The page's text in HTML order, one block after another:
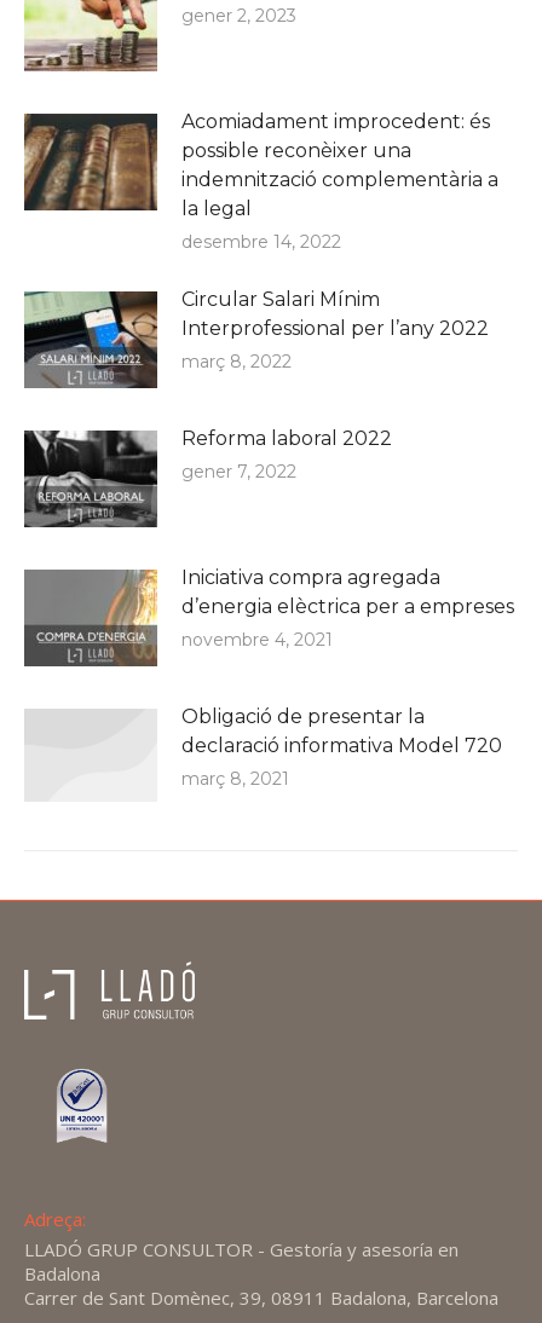
gener 2, 2023
Acomiadament improcedent: és
possible reconèixer una
indemnització complementària a
la legal
desembre 14, 2022
Circular Salari Mínim
Interprofessional per l’any 2022
març 8, 2022
Reforma laboral 2022
gener 7, 2022
Iniciativa compra agregada
d’energia elèctrica per a empreses
novembre 4, 2021
Obligació de presentar la
declaració informativa Model 720
març 8, 2021
Adreça:
LLADÓ GRUP CONSULTOR - Gestoría y asesoría en
Badalona
Carrer de Sant Domènec, 39, 08911 Badalona, Barcelona